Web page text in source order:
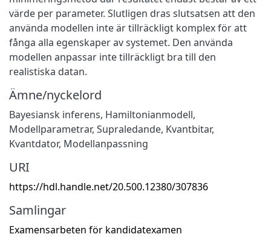
värde per parameter. Slutligen dras slutsatsen att den
använda modellen inte är tillräckligt komplex för att
fånga alla egenskaper av systemet. Den använda
modellen anpassar inte tillräckligt bra till den
realistiska datan.
Ämne/nyckelord
Bayesiansk inferens, Hamiltonianmodell,
Modellparametrar, Supraledande, Kvantbitar,
Kvantdator, Modellanpassning
URI
https://hdl.handle.net/20.500.12380/307836
Samlingar
Examensarbeten för kandidatexamen